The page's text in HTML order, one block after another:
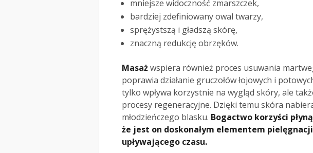
mniejsze widoczność zmarszczek,
bardziej zdefiniowany owal twarzy,
sprężystszą i gładszą skórę,
znaczną redukcję obrzęków.
Masażwspiera również proces usuwania
poprawia działanie gruczołów łojowych i
tylko wpływa korzystnie na wygląd skóry, ale
procesy regeneracyjne. Dzięki temu skóra
młodzieńczego blasku. Bogactwo korzyści
że jest on doskonałym elementem
upływającego czasu.